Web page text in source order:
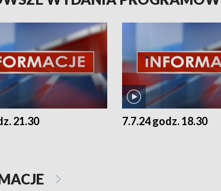
21.30 7.7.24 godz. 18.30